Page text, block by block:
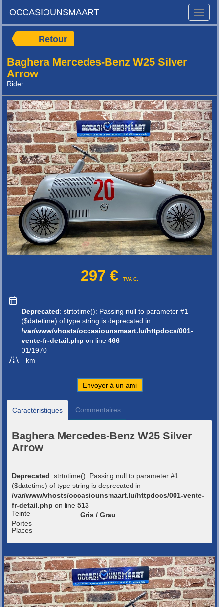
Toggle
OCCASIOUNSMAART
Retour
Baghera Mercedes-Benz W25 Silver
Arrow
Rider
297 € TVA C.
Deprecated: strtotime(): Passing null to parameter #1
($datetime) of type string is deprecated in
/var/www/vhosts/occasiounsmaart.lu/httpdocs/001-
vente-fr-detail.php on line 466
01/1970
km
Envoyer à un ami
Caractèristiques Commentaires
Baghera Mercedes-Benz W25 Silver
Arrow
Deprecated: strtotime(): Passing null to parameter #1
($datetime) of type string is deprecated in
/var/www/vhosts/occasiounsmaart.lu/httpdocs/001-vente-
fr-detail.php on line 513
Teinte
Gris / Grau
Portes
Places